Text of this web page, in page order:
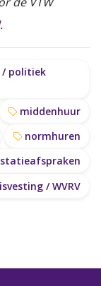
.
/ politiek
middenhuur
normhuren
/ WVRV